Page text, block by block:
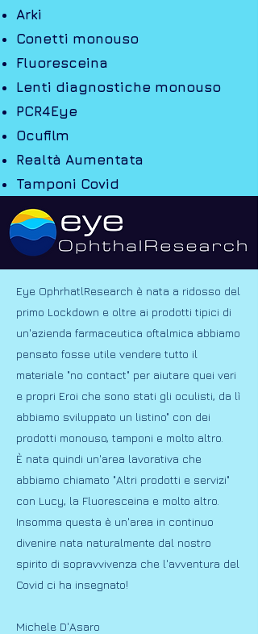
Arki
Conetti monouso
Fluoresceina
Lenti diagnostiche monouso
PCR4Eye
Ocufilm
Realtà Aumentata
Tamponi Covid
Eye OphrhatlResearch è nata a ridosso del
primo Lockdown e oltre ai prodotti tipici di
un'azienda farmaceutica oftalmica abbiamo
pensato fosse utile vendere tutto il
materiale "no contact" per aiutare quei veri
e propri Eroi che sono stati gli oculisti, da lì
abbiamo sviluppato un listino" con dei
prodotti monouso, tamponi e molto altro.
È nata quindi un'area lavorativa che
abbiamo chiamato "Altri prodotti e servizi"
con Lucy, la Fluoresceina e molto altro.
Insomma questa è un'area in continuo
divenire nata naturalmente dal nostro
spirito di sopravvivenza che l'avventura del
Covid ci ha insegnato!
Michele D'Asaro